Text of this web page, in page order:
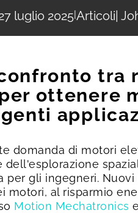
luglio 2025|Articoli |
tra
ottenere
domanda di motori
dell'esplorazione
per gli ingegneri.
motori, al risparmio
Motion Mechatronics